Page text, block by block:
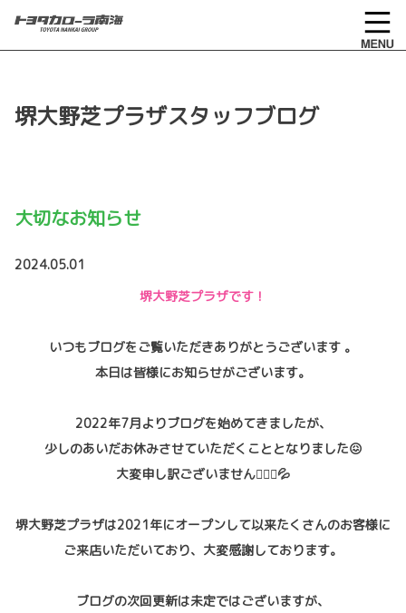
堺大野芝プラザスタッフブログ
大切なお知らせ
2024.05.01
堺大野芝プラザです！
いつもブログをご覧いただきありがとうございます 。
本日は皆様にお知らせがございます。
2022年7月よりブログを始めてきましたが、
少しのあいだお休みさせていただくこととなりました😖
大変申し訳ございません🙇🏻‍♀️💦
堺大野芝プラザは2021年にオープンして以来たくさんのお客様に
ご来店いただいており、大変感謝しております。
ブログの次回更新は未定ではございますが、